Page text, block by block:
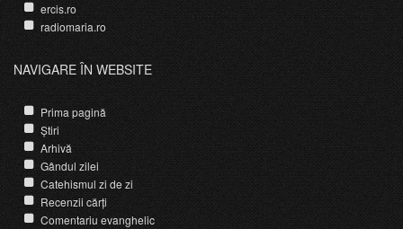
ercis.ro
radiomaria.ro
NAVIGARE ÎN WEBSITE
Prima pagină
Știri
Arhivă
Gândul zilei
Catehismul zi de zi
Recenzii cărți
Comentariu evanghelic